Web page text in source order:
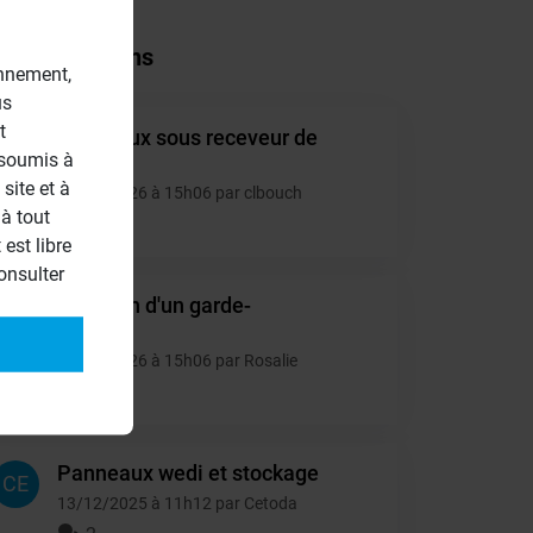
questions
panneaux sous receveur de
douche
13/06/2026 à 15h06 par clbouch
RO
isolation d'un garde-
10/06/2026 à 15h06 par Rosalie
CE Panneaux wedi et stockage
13/12/2025 à 11h12 par Cetoda
à
et à
tout
est libre